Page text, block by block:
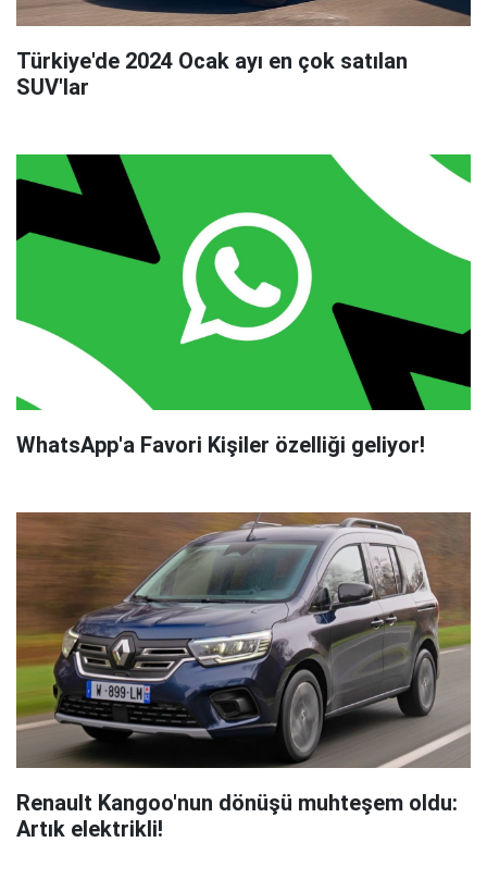
Türkiye'de 2024 Ocak ayı en çok satılan
SUV'lar
WhatsApp'a Favori Kişiler özelliği geliyor!
Renault Kangoo'nun dönüşü muhteşem oldu:
Artık elektrikli!